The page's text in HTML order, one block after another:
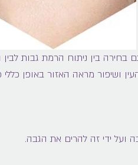
בחירה בין ניתוח הרמת גבות
ושיפור מראה האזור באופן כללי
ועל ידי זה להרים את הגבה.